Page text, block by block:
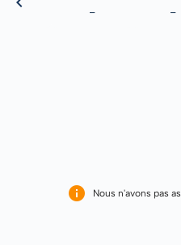
- -
Nous n'avons pas